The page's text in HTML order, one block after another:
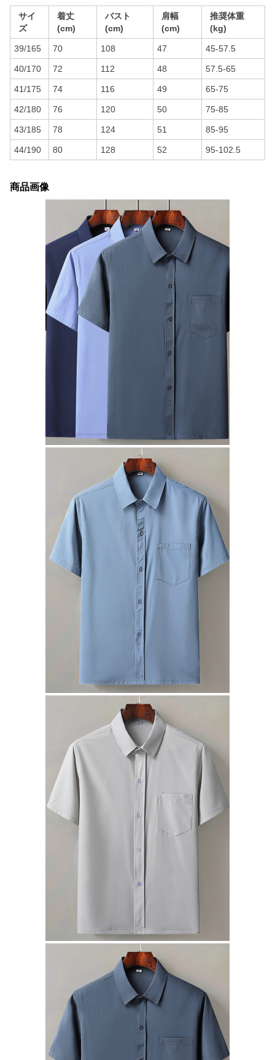
サイ
ズ
着丈
(cm)
バスト
(cm)
肩幅
(cm)
推奨体重
(kg)
39/165 70 108 47 45-57.5
40/170 72 112 48 57.5-65
41/175 74 116 49 65-75
42/180 76 120 50 75-85
43/185 78 124 51 85-95
44/190 80 128 52 95-102.5
商品画像